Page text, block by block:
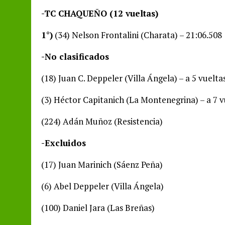
-TC CHAQUEÑO (12 vueltas)
1°) (34) Nelson Frontalini (Charata) – 21:06.508
-No clasificados
(18) Juan C. Deppeler (Villa Ángela) – a 5
(3) Héctor Capitanich (La Montenegrina) – a 7
(224) Adán Muñoz (Resistencia)
-Excluidos
(17) Juan Marinich (Sáenz Peña)
(6) Abel Deppeler (Villa Ángela)
(100) Daniel Jara (Las Breñas)